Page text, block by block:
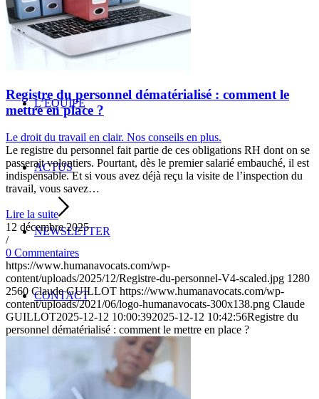
A PROPOS
L’ÉQUIPE
ACTUS
NEWSLETTER
CONTACT
Registre du personnel dématérialisé : comment le
mettre en place ?
Le droit du travail en clair. Nos conseils en plus.
Le registre du personnel fait partie de ces obligations RH dont on se
passerait volontiers. Pourtant, dès le premier salarié embauché, il est
indispensable. Et si vous avez déjà reçu la visite de l’inspection du
travail, vous savez…
Lire la suite
12 décembre 2025
/
0 Commentaires
https://www.humanavocats.com/wp-
content/uploads/2025/12/Registre-du-personnel-V4-scaled.jpg 1280
2560 Claude GUILLOT https://www.humanavocats.com/wp-
content/uploads/2021/06/logo-humanavocats-300x138.png Claude
GUILLOT2025-12-12 10:00:392025-12-12 10:42:56Registre du
personnel dématérialisé : comment le mettre en place ?